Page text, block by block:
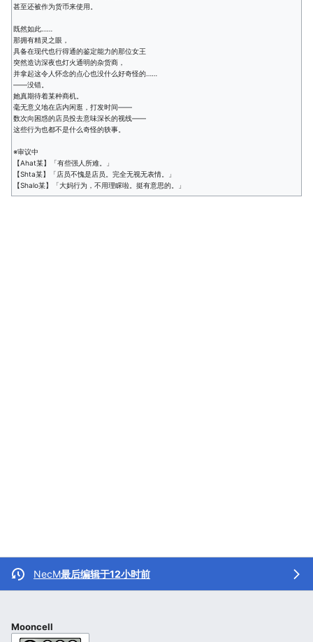
甚至还被作为货币来使用。
既然如此……
那拥有精灵之眼，
具备在现代也行得通的鉴定能力的那位女王
突然造访深夜也灯火通明的杂货商，
并拿起这令人怀念的点心也没什么好奇怪的……
——没错。
她真期待着某种商机。
毫无意义地在店内闲逛，打发时间——
数次向困惑的店员投去意味深长的视线——
这些行为也都不是什么奇怪的轶事。
※审议中
【Ahat某】「有些强人所难。」
【Shta某】「店员不愧是店员。完全无视无表情。」
【Shalo某】「大妈行为，不用理睬啦。挺有意思的。」
NecM最后编辑于12小时前
Mooncell